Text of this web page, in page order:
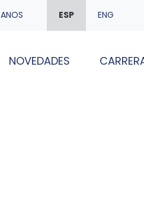
ESP ENG
NOVEDADES